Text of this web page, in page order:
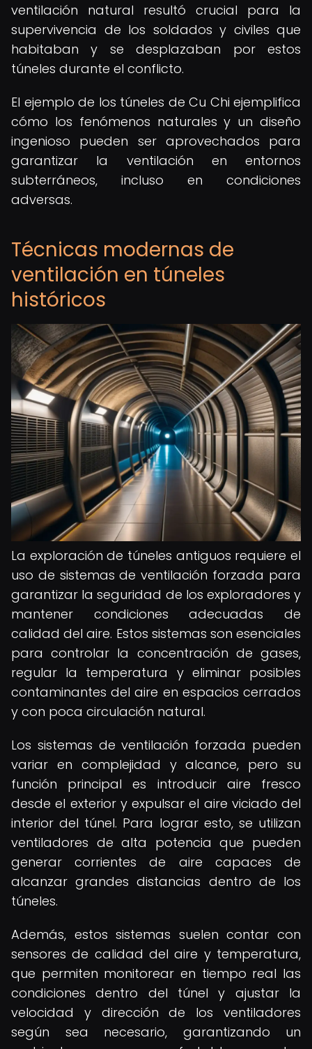
ventilación natural resultó crucial para la
supervivencia de los soldados y civiles que
habitaban y se desplazaban por estos
túneles durante el conflicto.
El ejemplo de los túneles de Cu Chi ejemplifica
cómo los fenómenos naturales y un diseño
ingenioso pueden ser aprovechados para
garantizar la ventilación en entornos
subterráneos, incluso en condiciones
adversas.
Técnicas modernas de
ventilación en túneles
históricos
La exploración de túneles antiguos requiere el
uso de sistemas de ventilación forzada para
garantizar la seguridad de los exploradores y
mantener condiciones adecuadas de
calidad del aire. Estos sistemas son esenciales
para controlar la concentración de gases,
regular la temperatura y eliminar posibles
contaminantes del aire en espacios cerrados
y con poca circulación natural.
Los sistemas de ventilación forzada pueden
variar en complejidad y alcance, pero su
función principal es introducir aire fresco
desde el exterior y expulsar el aire viciado del
interior del túnel. Para lograr esto, se utilizan
ventiladores de alta potencia que pueden
generar corrientes de aire capaces de
alcanzar grandes distancias dentro de los
túneles.
Además, estos sistemas suelen contar con
sensores de calidad del aire y temperatura,
que permiten monitorear en tiempo real las
condiciones dentro del túnel y ajustar la
velocidad y dirección de los ventiladores
según sea necesario, garantizando un